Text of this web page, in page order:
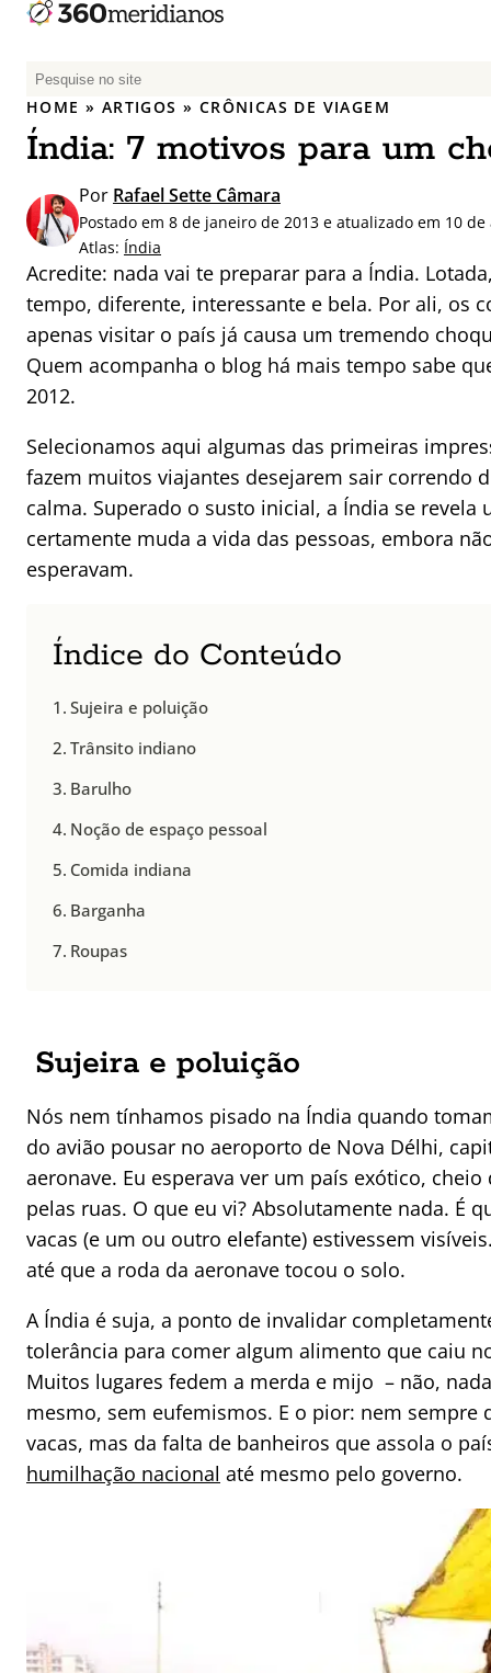
P
e
s
q
i
s
r
p
o
r
:
HOME » ARTIGOS » CRÔNICAS DE VIAGEM
Índia: 7 motivos para um
Por Rafael Sette Câmara
Postado em 8 de janeiro de 2013 e atualizado em 10
Atlas: Índia
Acredite: nada vai te preparar para a Índia.
tempo, diferente, interessante e bela. Por ali, os
apenas visitar o país já causa um tremendo
Quem acompanha o blog há mais tempo sabe
2012.
Selecionamos aqui algumas das primeiras
fazem muitos viajantes desejarem sair correndo
calma. Superado o susto inicial, a Índia se
certamente muda a vida das pessoas, embora
esperavam.
Índice do Conteúdo
Sujeira e poluição
Trânsito indiano
Barulho
Noção de espaço pessoal
Comida indiana
Barganha
Roupas
Sujeira e poluição
Nós nem tínhamos pisado na Índia quando
do avião pousar no aeroporto de Nova Délhi,
aeronave. Eu esperava ver um país exótico,
pelas ruas. O que eu vi? Absolutamente nada. É
vacas (e um ou outro elefante) estivessem
até que a roda da aeronave tocou o solo.
A Índia é suja, a ponto de invalidar
tolerância para comer algum alimento que caiu
Muitos lugares fedem a merda e mijo – não,
mesmo, sem eufemismos. E o pior: nem sempre
vacas, mas da falta de banheiros que assola o
humilhação nacional até mesmo pelo governo.